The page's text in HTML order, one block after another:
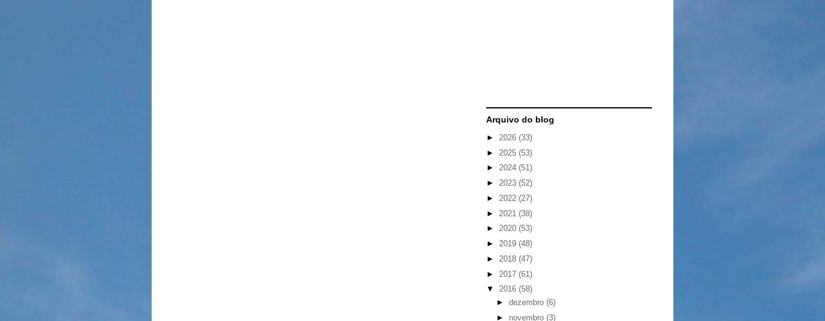
Arquivo do blog
► 2026 (33)
► 2025 (53)
► 2024 (51)
► 2023 (52)
► 2022 (27)
► 2021 (38)
► 2020 (53)
► 2019 (48)
► 2018 (47)
► 2017 (61)
▼ 2016 (58)
► dezembro (6)
► novembro (3)